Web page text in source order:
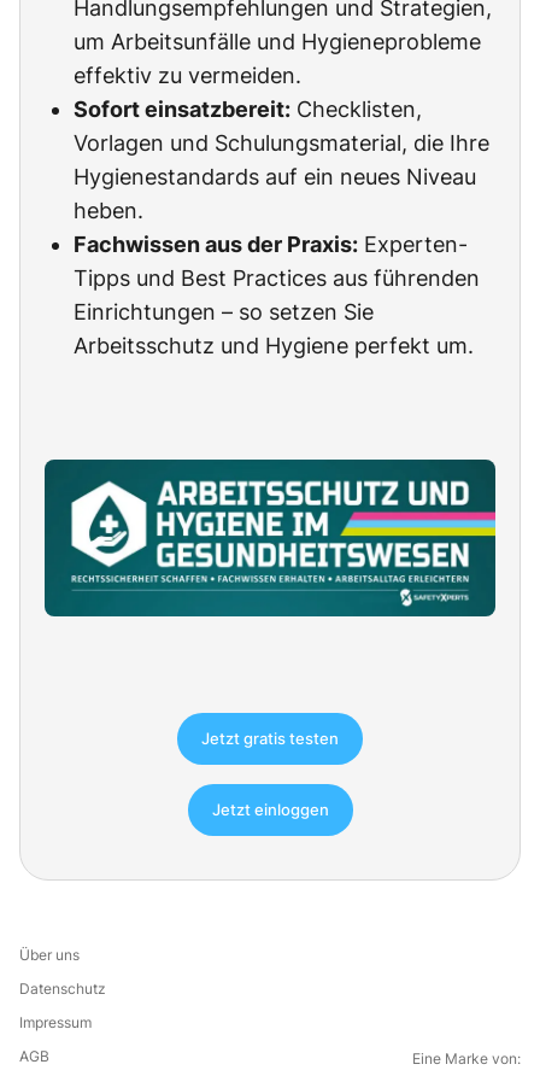
Handlungsempfehlungen und Strategien,
um Arbeitsunfälle und Hygieneprobleme
effektiv zu vermeiden.
Sofort einsatzbereit: Checklisten,
Vorlagen und Schulungsmaterial, die Ihre
Hygienestandards auf ein neues Niveau
heben.
Fachwissen aus der Praxis: Experten-
Tipps und Best Practices aus führenden
Einrichtungen – so setzen Sie
Arbeitsschutz und Hygiene perfekt um.
Jetzt gratis testen
Jetzt einloggen
Über uns
Datenschutz
Impressum
AGB
Eine Marke von: